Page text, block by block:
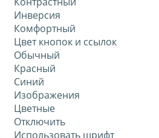
Инверсия
Комфортный
Цвет кнопок и ссылок
Обычный
Красный
Синий
Изображения
Цветные
Отключить
Использовать шрифт